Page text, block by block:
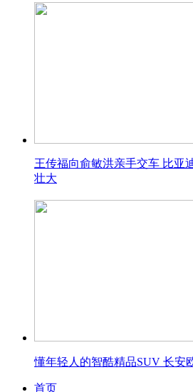
王传福向俞敏洪亲手交车 比亚
壮大
懂年轻人的智酷精品SUV 长安
首页